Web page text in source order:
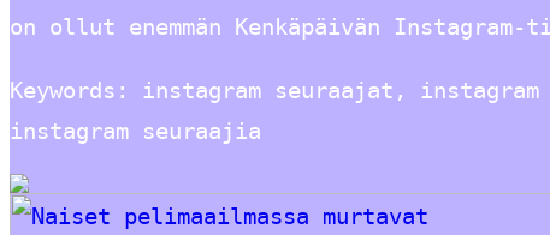
on ollut enemmän Kenkäpäivän
Keywords: instagram seuraajat,
instagram seuraajia